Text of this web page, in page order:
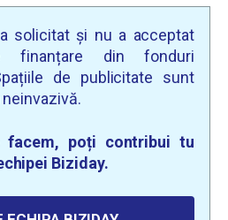
solicitat și nu a acceptat
din fonduri
de publicitate sunt
neinvazivă.
facem, poți contribui tu
Biziday.